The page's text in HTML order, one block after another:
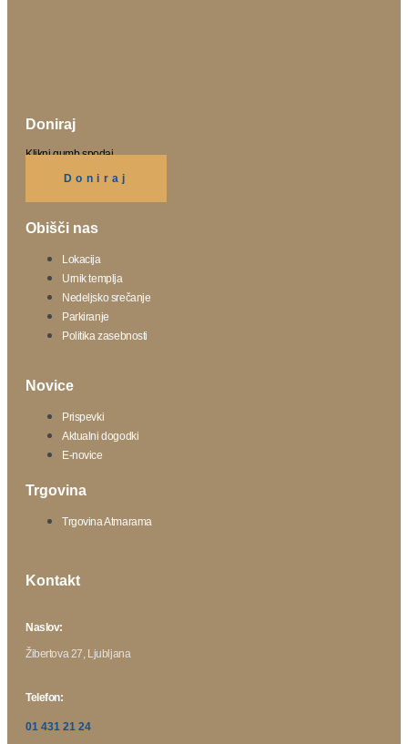
Doniraj
Klikni gumb spodaj.
Doniraj
Obišči nas
Lokacija
Urnik templja
Nedeljsko srečanje
Parkiranje
Politika zasebnosti
Novice
Prispevki
Aktualni dogodki
E-novice
Trgovina
Trgovina Atmarama
Kontakt
Naslov:
Žibertova 27, Ljubljana
Telefon:
01 431 21 24